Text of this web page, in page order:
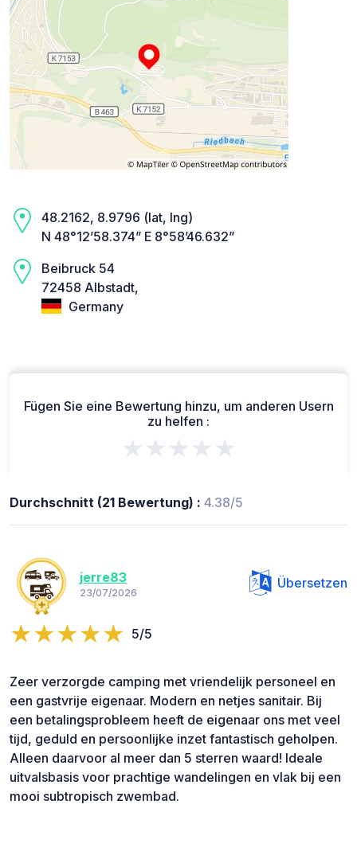
48.2162, 8.9796 (lat, lng)
N 48°12’58.374” E 8°58’46.632”
Beibruck 54
72458 Albstadt,
Germany
Fügen Sie eine Bewertung hinzu, um anderen Usern
zu helfen :
★★★★★
Durchschnitt (21 Bewertung) : 4.38/5
jerre83
23/07/2026
Übersetzen
5/5
Zeer verzorgde camping met vriendelijk personeel en
een gastvrije eigenaar. Modern en netjes sanitair. Bij
een betalingsprobleem heeft de eigenaar ons met veel
tijd, geduld en persoonlijke inzet fantastisch geholpen.
Alleen daarvoor al meer dan 5 sterren waard! Ideale
uitvalsbasis voor prachtige wandelingen en vlak bij een
mooi subtropisch zwembad.